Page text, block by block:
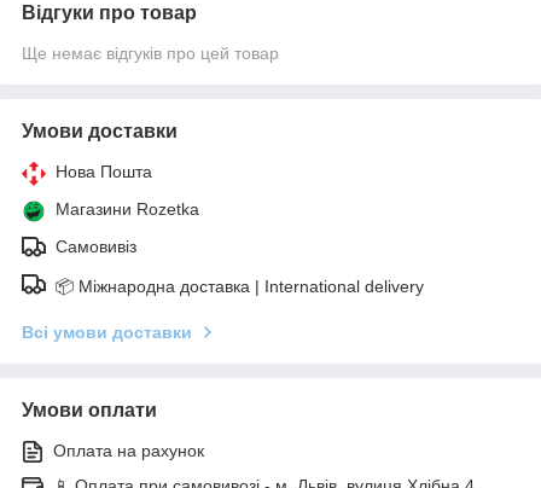
Відгуки про товар
Ще немає відгуків про цей товар
Умови доставки
Нова Пошта
Магазини Rozetka
Самовивіз
📦 Міжнародна доставка | International delivery
Всі умови доставки
Умови оплати
Оплата на рахунок